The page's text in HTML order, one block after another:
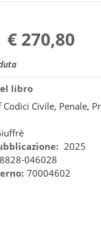
€ 270,80
libro
Codici Civile, Penale,
2025
046028
70004602